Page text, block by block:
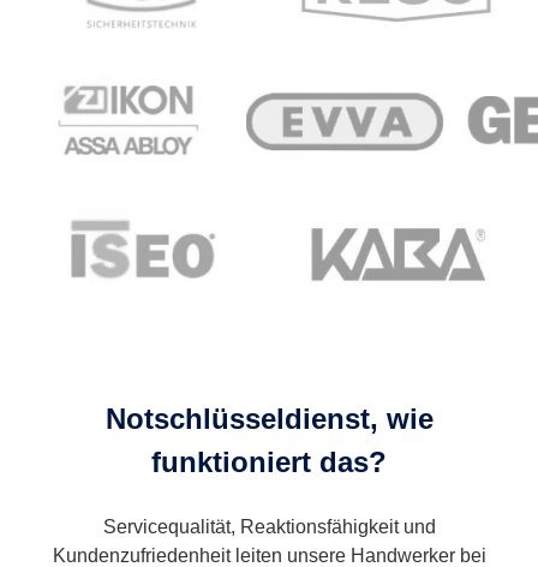
Notschlüsseldienst, wie
funktioniert das?
Servicequalität, Reaktionsfähigkeit und
Kundenzufriedenheit leiten unsere Handwerker bei